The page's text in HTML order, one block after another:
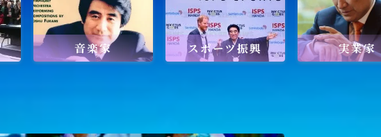
舞台俳優 アーティスト 音楽家 スポーツ振興
ワールドメイトを知るのにおすすめの記事
音楽家 スポーツ振興 実業家